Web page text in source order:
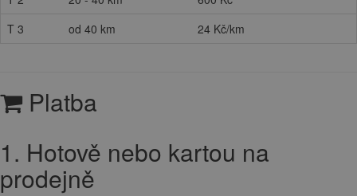
T 3
od 40 km 24 Kč/km
Platba
1. Hotově nebo kartou na
prodejně